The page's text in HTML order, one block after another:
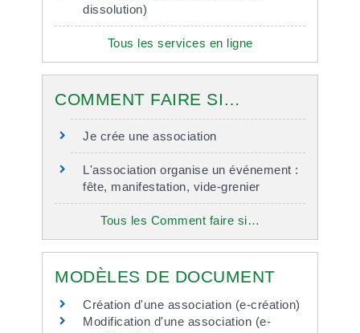
dissolution)
Tous les services en ligne
COMMENT FAIRE SI…
Je crée une association
L'association organise un événement :
fête, manifestation, vide-grenier
Tous les Comment faire si…
MODÈLES DE DOCUMENT
Création d'une association (e-création)
Modification d'une association (e-